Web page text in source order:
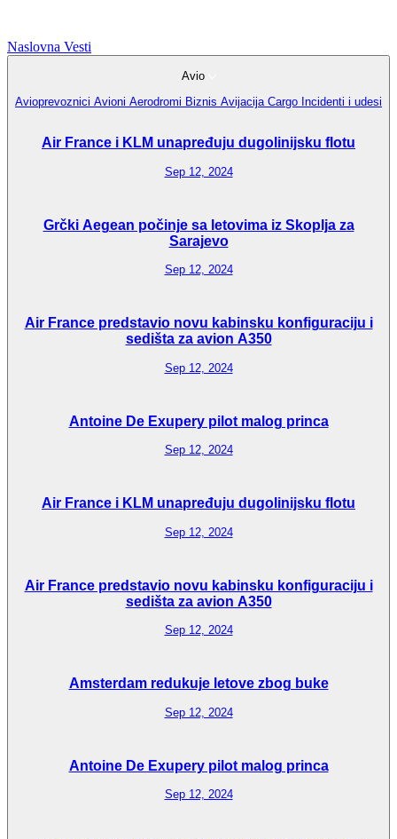
Naslovna Vesti
Avio
Avioprevoznici Avioni Aerodromi Biznis Avijacija Cargo Incidenti i udesi
Air France i KLM unapređuju dugolinijsku flotu
Sep 12, 2024
Grčki Aegean počinje sa letovima iz Skoplja za
Sarajevo
Sep 12, 2024
Air France predstavio novu kabinsku konfiguraciju i
sedišta za avion A350
Sep 12, 2024
Antoine De Exupery pilot malog princa
Sep 12, 2024
Air France i KLM unapređuju dugolinijsku flotu
Sep 12, 2024
Air France predstavio novu kabinsku konfiguraciju i
sedišta za avion A350
Sep 12, 2024
Amsterdam redukuje letove zbog buke
Sep 12, 2024
Antoine De Exupery pilot malog princa
Sep 12, 2024